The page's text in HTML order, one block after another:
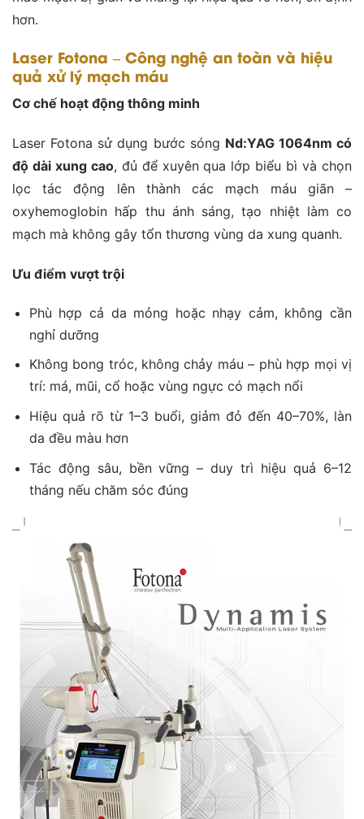
hơn.
Laser Fotona – Công nghệ an toàn và hiệu
quả xử lý mạch máu
Cơ chế hoạt động thông minh
Laser Fotona sử dụng bước sóng Nd:YAG 1064nm có
độ dài xung cao, đủ để xuyên qua lớp biểu bì và chọn
lọc tác động lên thành các mạch máu giãn –
oxyhemoglobin hấp thu ánh sáng, tạo nhiệt làm co
mạch mà không gây tổn thương vùng da xung quanh.
Ưu điểm vượt trội
Phù hợp cả da mỏng hoặc nhạy cảm, không cần
nghỉ dưỡng
Không bong tróc, không chảy máu – phù hợp mọi vị
trí: má, mũi, cổ hoặc vùng ngực có mạch nổi
Hiệu quả rõ từ 1–3 buổi, giảm đỏ đến 40–70%, làn
da đều màu hơn
Tác động sâu, bền vững – duy trì hiệu quả 6–12
tháng nếu chăm sóc đúng